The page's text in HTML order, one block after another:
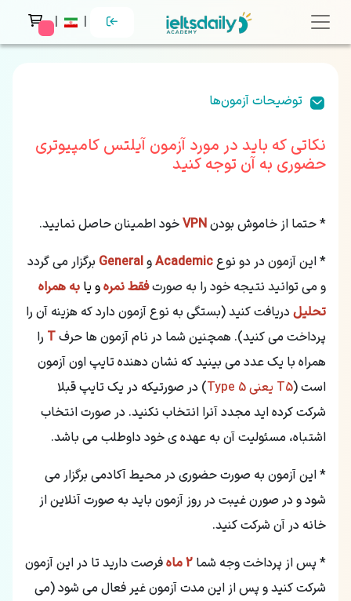
|
|
توضیحات آزمون‌ها
نکاتی که باید در مورد آزمون آیلتس کامپیوتری
حضوری به آن توجه کنید
* حتما از خاموش بودنVPNخود اطمینان حاصل نمایید.
* این آزمون در دو نوعAcademicوGeneral برگزار می گردد
و می توانید نتیجه خود را به صورتفقط نمرهو یا به همراه
تحلیل دریافت کنید (بستگی به نوع آزمون دارد که هزینه آن را
پرداخت می کنید). همچنین شما در نام آزمون ها حرفT را
همراه با یک عدد می بینید که نشان دهنده تایپ اون آزمون
است (T5 یعنی Type 5
) در صورتیکه در یک تایپ قبلا
شرکت کرده اید مجدد آنرا انتخاب نکنید. در صورت انتخاب
اشتباه، مسئولیت آن به عهده ی خود داوطلب می باشد.
* این آزمون به صورت حضوری در محیط آکادمی برگزار می
شود و در صورن غیبت در روز آزمون باید به صورت آنلاین از
خانه در آن شرکت کنید.
* پس از پرداخت وجه شما
فرصت دارید تا در این آزمون
شرکت کنید و پس از این مدت آزمون غیر فعال می شود (می